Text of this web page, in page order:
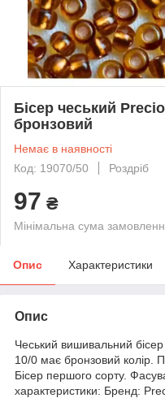
Бісер чеський
бронзовий
Немає в наявності
Код: 19070/50
Роздріб
97 ₴
Мінімальна сума
Опис Характеристики
Опис
Чеський вишивальний
10/0 має бронзовий колір.
Бісер першого сорту.
характеристики: Бренд: